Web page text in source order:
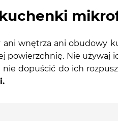
ani wnętrza ani obudowy
powierzchnię. Nie używaj
nie dopuścić do ich